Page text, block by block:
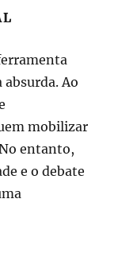
Ao
mobilizar
entanto,
e o debate